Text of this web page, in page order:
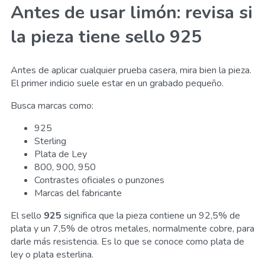
Antes de usar limón: revisa si
la pieza tiene sello 925
Antes de aplicar cualquier prueba casera, mira bien la pieza.
El primer indicio suele estar en un grabado pequeño.
Busca marcas como:
925
Sterling
Plata de Ley
800, 900, 950
Contrastes oficiales o punzones
Marcas del fabricante
El sello 925 significa que la pieza contiene un 92,5% de
plata y un 7,5% de otros metales, normalmente cobre, para
darle más resistencia. Es lo que se conoce como plata de
ley o plata esterlina.